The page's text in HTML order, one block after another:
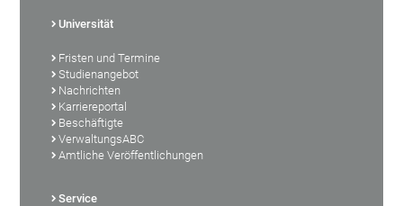
Universität
Fristen und Termine
Studienangebot
Nachrichten
Karriereportal
Beschäftigte
VerwaltungsABC
Amtliche Veröffentlichungen
Service